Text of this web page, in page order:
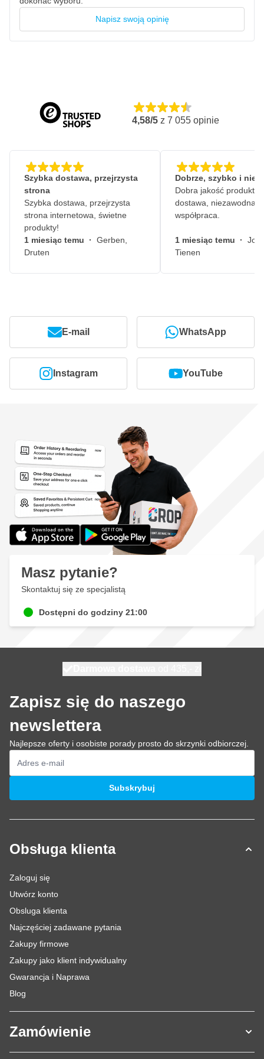
Napisz swoją opinię
4,58/5 z 7 055 opinie
Szybka dostawa, przejrzysta
strona
Szybka dostawa, przejrzysta
strona internetowa, świetne
produkty!
1 miesiąc temu · Gerben,
Druten
Dobrze, szybko i
Dobra jakość
dostawa, niezawodna
współpraca.
1 miesiąc temu ·
Tienen
E-mail WhatsApp
Instagram YouTube
Masz pytanie?
Skontaktuj się ze specjalistą
Dostępni do godziny 21:00
Zapisz się do naszego
newslettera
Najlepsze oferty i osobiste porady prosto do skrzynki odbiorczej.
Adres e-mail
Subskrybuj
Obsługa klienta
Zaloguj się
Utwórz konto
Obsluga klienta
Najczęściej zadawane pytania
Zakupy firmowe
Zakupy jako klient indywidualny
Gwarancja i Naprawa
Blog
Zamówienie